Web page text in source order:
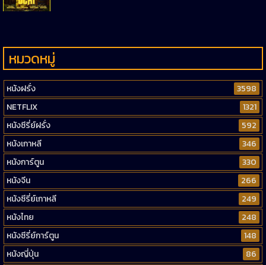
หมวดหมู่
หนังฝรั่ง
3598
NETFLIX
1321
หนังซีรี่ย์ฝรั่ง
592
หนังเกาหลี
346
หนังการ์ตูน
330
หนังจีน
266
หนังซีรี่ย์เกาหลี
249
หนังไทย
248
หนังซีรี่ย์การ์ตูน
148
หนังญี่ปุ่น
86